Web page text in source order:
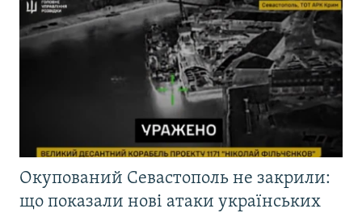
Окупований Севастополь не закрили:
що показали нові атаки українських